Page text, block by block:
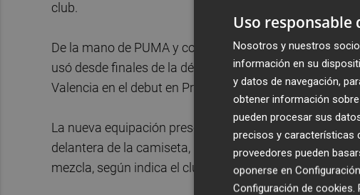
club.
De la mano de PUMA y como ya hizo en la campaña
usó desde finales de la década de los años 20 del
Valencia en el debut en Primera en 1931 o en la final
La nueva equipación presenta un diseño monocolor
delantera de la camiseta, las letras ‘VCF’ forman un
mezcla, según indica el club, "de tradición y tendencia".
Uso responsable
Nosotros y nuestros
información en su
y datos de navegación,
obtener información
pueden procesar sus
precisos y características
proveedores pueden
oponerse en
Configuración de cookies.